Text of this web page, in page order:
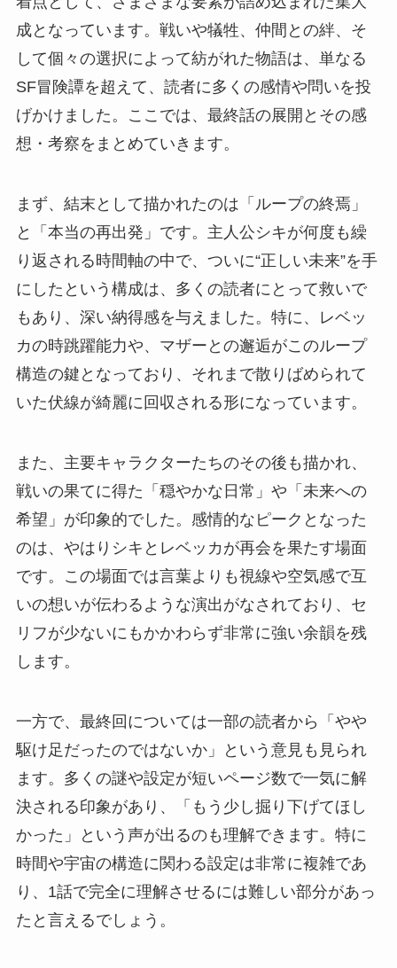
成となっています。戦いや犠牲、仲間との絆、そ
して個々の選択によって紡がれた物語は、単なる
SF冒険譚を超えて、読者に多くの感情や問いを投
げかけました。ここでは、最終話の展開とその感
想・考察をまとめていきます。
まず、結末として描かれたのは「ループの終焉」
と「本当の再出発」です。主人公シキが何度も繰
り返される時間軸の中で、ついに“正しい未来”を手
にしたという構成は、多くの読者にとって救いで
もあり、深い納得感を与えました。特に、レベッ
カの時跳躍能力や、マザーとの邂逅がこのループ
構造の鍵となっており、それまで散りばめられて
いた伏線が綺麗に回収される形になっています。
また、主要キャラクターたちのその後も描かれ、
戦いの果てに得た「穏やかな日常」や「未来への
希望」が印象的でした。感情的なピークとなった
のは、やはりシキとレベッカが再会を果たす場面
です。この場面では言葉よりも視線や空気感で互
いの想いが伝わるような演出がなされており、セ
リフが少ないにもかかわらず非常に強い余韻を残
します。
一方で、最終回については一部の読者から「やや
駆け足だったのではないか」という意見も見られ
ます。多くの謎や設定が短いページ数で一気に解
決される印象があり、「もう少し掘り下げてほし
かった」という声が出るのも理解できます。特に
時間や宇宙の構造に関わる設定は非常に複雑であ
り、1話で完全に理解させるには難しい部分があっ
たと言えるでしょう。